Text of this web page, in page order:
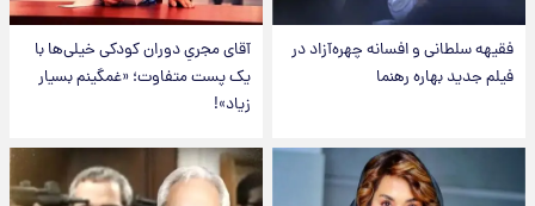
فقیهه سلطانی و افسانه چهره‌آزاد در
فیلم جدید بهاره رهنما
آقای مجریِ دوران کودکی خیلی‌ها با
یک پست متفاوت؛ «غمگینم بسیار
زیاد»!